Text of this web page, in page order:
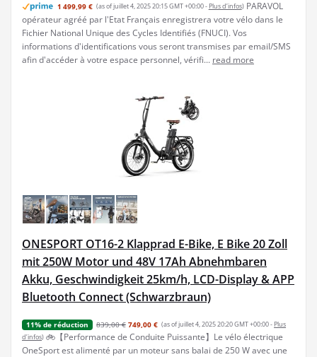
1 499,99 € (as of juillet 4, 2025 20:15 GMT +00:00 - Plus d’infos) PARAVOL
opérateur agréé par l'Etat Français enregistrera votre vélo dans le
Fichier National Unique des Cycles Identifiés (FNUCI). Vos
informations d'identifications vous seront transmises par email/SMS
afin d'accéder à votre espace personnel, vérifi... read more
ONESPORT OT16-2 Klapprad E-Bike, E Bike 20 Zoll
mit 250W Motor und 48V 17Ah Abnehmbaren
Akku, Geschwindigkeit 25km/h, LCD-Display & APP
Bluetooth Connect (Schwarzbraun)
11% de réduction 839,00 € 749,00 € (as of juillet 4, 2025 20:20 GMT +00:00 - Plus
d’infos) 🚲【Performance de Conduite Puissante】Le vélo électrique
OneSport est alimenté par un moteur sans balai de 250 W avec une